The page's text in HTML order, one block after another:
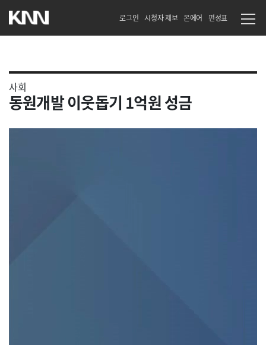
로그인 시청자 제보 온에어 편성표
사회
동원개발 이웃돕기 1억원 성금